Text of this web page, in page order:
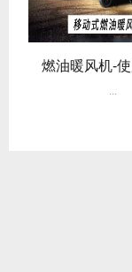
...